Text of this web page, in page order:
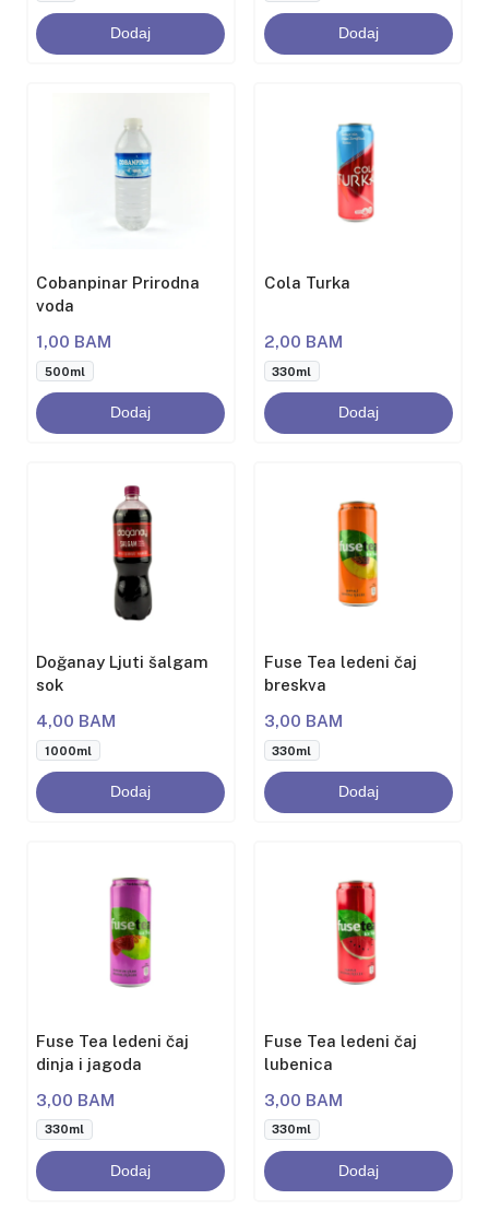
Dodaj Dodaj
Cobanpinar Prirodna
voda
1,00 BAM
500ml
Dodaj
Cola Turka
2,00 BAM
330ml
Dodaj
Doğanay Ljuti šalgam
sok
4,00 BAM
1000ml
Dodaj
Fuse Tea ledeni čaj
breskva
3,00 BAM
330ml
Dodaj
Fuse Tea ledeni čaj
dinja i jagoda
3,00 BAM
330ml
Dodaj
Fuse Tea ledeni čaj
lubenica
3,00 BAM
330ml
Dodaj